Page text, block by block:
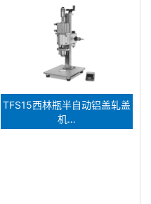
TFS15西林瓶半自动铝盖轧盖
机…